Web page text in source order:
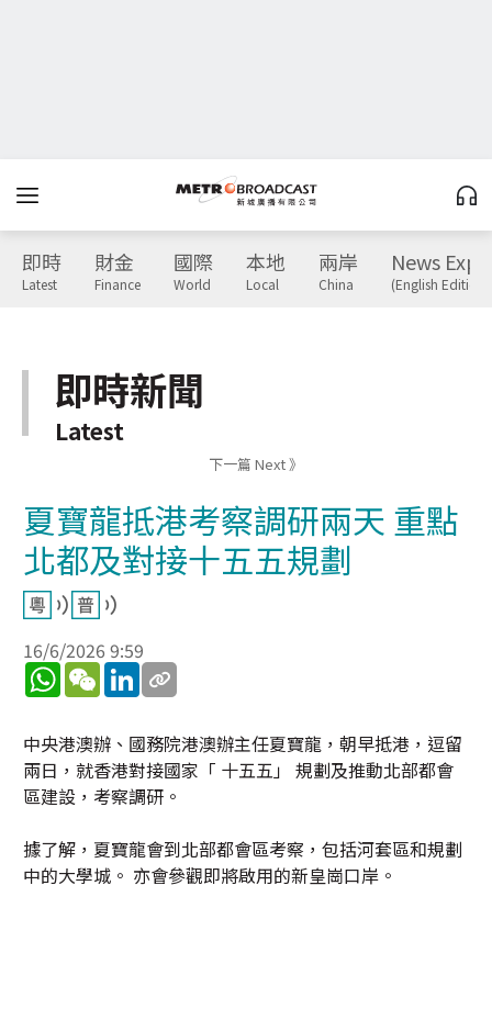
即時
Latest
財金
Finance
國際
World
本地
Local
兩岸
China
News
(English Edition)
即時新聞
Latest
下一篇 Next 》
夏寶龍抵港考察調研兩天 重點
北都及對接十五五規劃
16/6/2026 9:59
WhatsApp
WeChatLinkedIn
中央港澳辦、國務院港澳辦主任夏寶龍，朝早抵港，逗留
兩日，就香港對接國家「 十五五」 規劃及推動北部都會
區建設，考察調研。
據了解，夏寶龍會到北部都會區考察，包括河套區和規劃
中的大學城。 亦會參觀即將啟用的新皇崗口岸。